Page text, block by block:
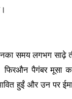
समय लगभग
पैगंबर मूसा
हुईं और उन पर